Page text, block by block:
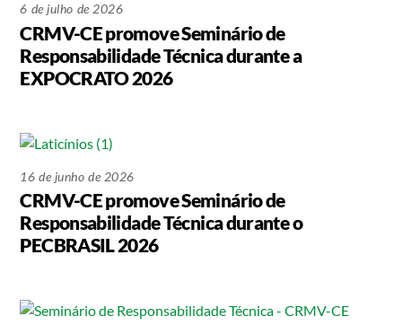
6 de julho de 2026
CRMV-CE promove Seminário de
Responsabilidade Técnica durante a
EXPOCRATO 2026
16 de junho de 2026
CRMV-CE promove Seminário de
Responsabilidade Técnica durante o
PECBRASIL 2026